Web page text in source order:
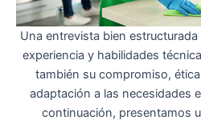
Una entrevista bien
experiencia y habilidades
también su compromiso,
adaptación a las necesidades
continuación, presentamos